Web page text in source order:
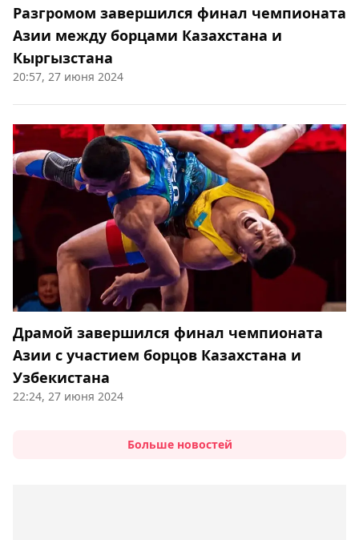
Разгромом завершился финал чемпионата
Азии между борцами Казахстана и
Кыргызстана
20:57, 27 июня 2024
Драмой завершился финал чемпионата
Азии с участием борцов Казахстана и
Узбекистана
22:24, 27 июня 2024
Больше новостей